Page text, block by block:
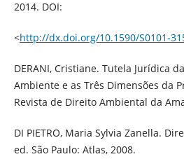
2014. DOI:
<http://dx.doi.org/10.1590/S0101-
DERANI, Cristiane. Tutela Jurídica
Ambiente e as Três Dimensões da
Revista de Direito Ambiental da
DI PIETRO, Maria Sylvia Zanella.
ed. São Paulo: Atlas, 2008.